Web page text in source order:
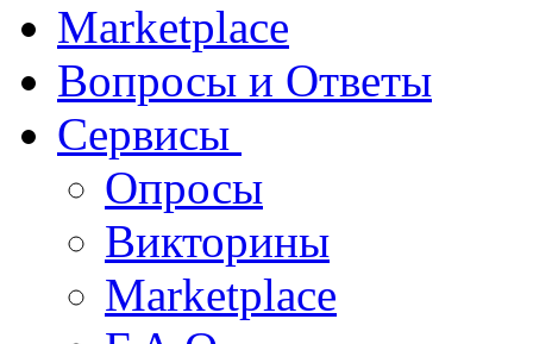
Marketplace
Вопросы и Ответы
Сервисы
Опросы
Викторины
Marketplace